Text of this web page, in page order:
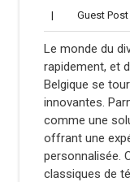
| Guest Post
Le monde du
rapidement, et
Belgique se
innovantes.
comme une
offrant une
personnalisée.
classiques de